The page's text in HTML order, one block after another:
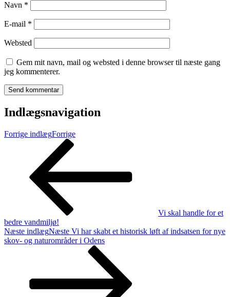
Navn *
E-mail *
Websted
Gem mit navn, mail og websted i denne browser til næste gang
jeg kommenterer.
Indlægsnavigation
Forrige indlægForrige
Vi skal handle for et
bedre vandmiljø!
Næste indlægNæste Vi har skabt et historisk løft af indsatsen for nye
skov- og naturområder i Odens